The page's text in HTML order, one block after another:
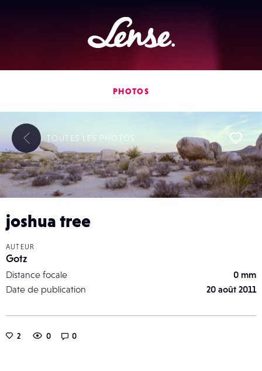
Lense
PHOTOS
joshua tree
AUTEUR
Gotz
Distance focale
0 mm
Date de publication
20 août 2011
2 0 0
TOUTES LES PHOTOS